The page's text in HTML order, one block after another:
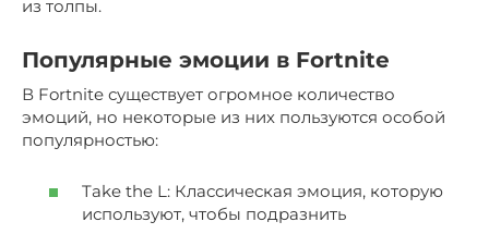
из толпы.
Популярные эмоции в Fortnite
В Fortnite существует огромное количество
эмоций, но некоторые из них пользуются особой
популярностью:
Take the L: Классическая эмоция, которую
используют, чтобы подразнить